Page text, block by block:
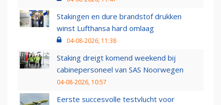
Stakingen en dure brandstof drukken
winst Lufthansa hard omlaag
04-08-2026, 11:38
Staking dreigt komend weekend bij
cabinepersoneel van SAS Noorwegen
04-08-2026, 10:57
Eerste succesvolle testvlucht voor